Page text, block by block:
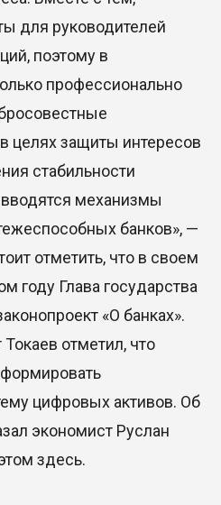
для руководителей
поэтому в
профессионально
целях защиты интересов
стабильности
механизмы
банков», —
отметить, что в своем
году Глава государства
«О банках».
отметил, что
цифровых активов. Об
экономист Руслан
здесь.